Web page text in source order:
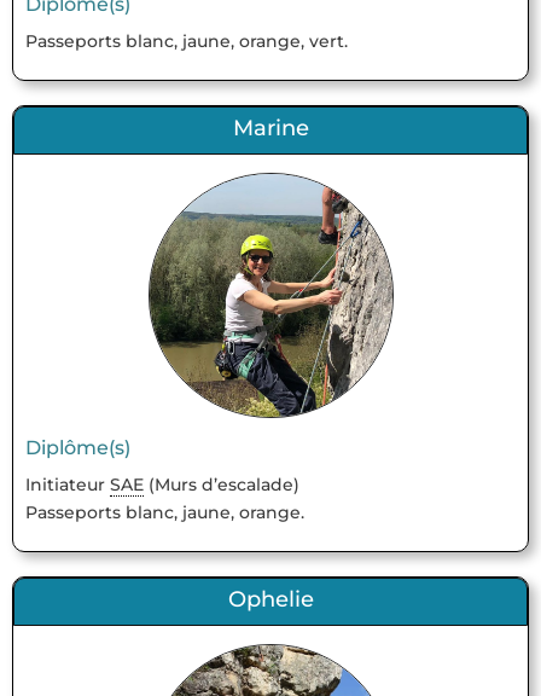
Passeports blanc, jaune, orange, vert.
Marine
Diplôme(s)
Initiateur SAE (Murs d’escalade)
Passeports blanc, jaune, orange.
Ophelie